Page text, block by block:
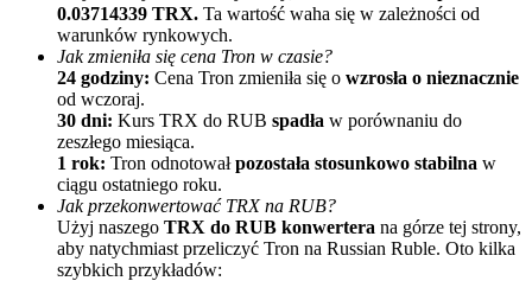
BTC Welcome Rewards
0.03714339 TRX. Ta wartość waha się w zależności od
warunków rynkowych.
Jak zmieniła się cena Tron w czasie?
24 godziny: Cena Tron zmieniła się o wzrosła o nieznacznie
od wczoraj.
30 dni: Kurs TRX do RUB spadła w porównaniu do
zeszłego miesiąca.
1 rok: Tron odnotowałpozostała stosunkowo stabilna w
ciągu ostatniego roku.
Jak przekonwertować TRX na RUB?
Użyj naszego TRX do RUB konwertera na górze tej strony,
aby natychmiast przeliczyć Tron na Russian Ruble. Oto kilka
szybkich przykładów: